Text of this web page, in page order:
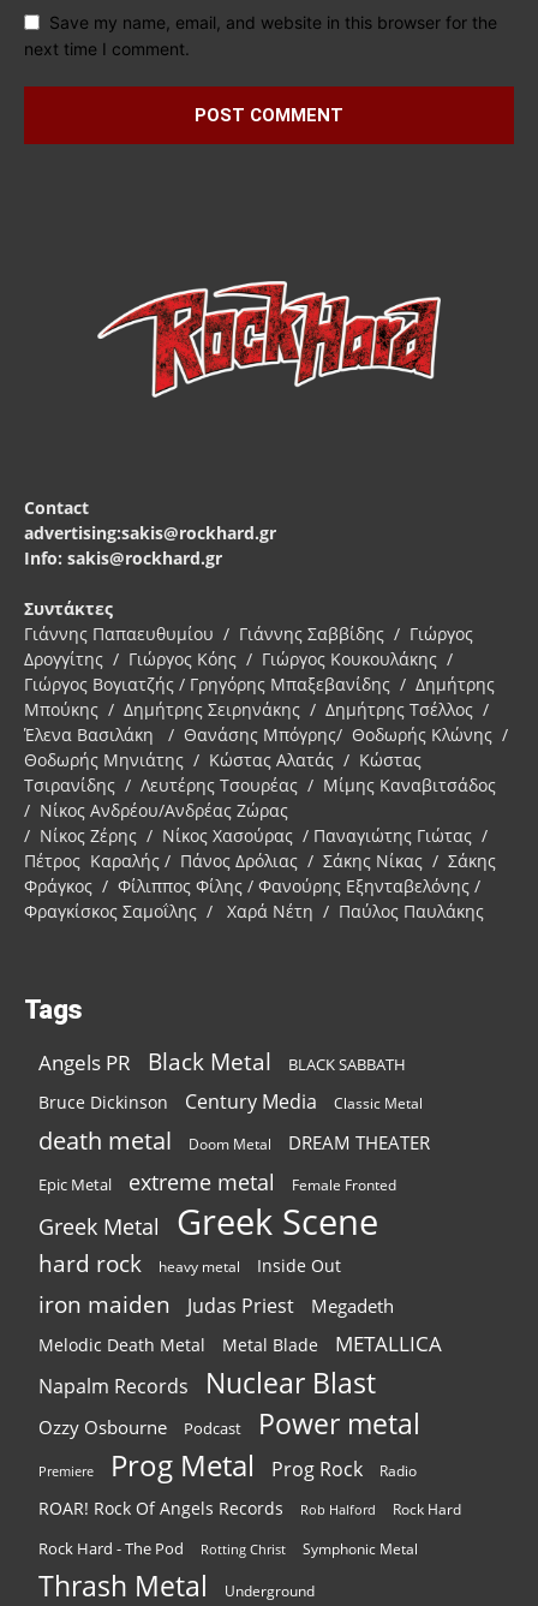
Save my name, email, and website in this browser for the
next time I comment.
Contact
advertising:sakis@rockhard.gr
Info: sakis@rockhard.gr
Συντάκτες
Γιάννης Παπαευθυμίου / Γιάννης Σαββίδης / Γιώργος
Δρογγίτης / Γιώργος Κόης / Γιώργος Κουκουλάκης /
Γιώργος Βογιατζής / Γρηγόρης Μπαξεβανίδης / Δημήτρης
Μπούκης / Δημήτρης Σειρηνάκης / Δημήτρης Τσέλλος /
Έλενα Βασιλάκη / Θανάσης Μπόγρης/ Θοδωρής Κλώνης /
Θοδωρής Μηνιάτης / Κώστας Αλατάς / Κώστας
Τσιρανίδης / Λευτέρης Τσουρέας / Μίμης Καναβιτσάδος
/ Νίκος Ανδρέου/Ανδρέας Ζώρας
/ Νίκος Ζέρης / Νίκος Χασούρας / Παναγιώτης Γιώτας /
Πέτρος Καραλής / Πάνος Δρόλιας / Σάκης Νίκας / Σάκης
Φράγκος / Φίλιππος Φίλης / Φανούρης Εξηνταβελόνης /
Φραγκίσκος Σαμοΐλης / Χαρά Νέτη / Παύλος Παυλάκης
Tags
Angels PR Black Metal BLACK SABBATH
Bruce Dickinson Century Media Classic Metal
death metal Doom Metal DREAM THEATER
Epic Metal extreme metal Female Fronted
Greek Metal Greek Scene
hard rock heavy metal Inside Out
iron maiden Judas Priest Megadeth
Melodic Death Metal Metal Blade METALLICA
Napalm Records Nuclear Blast
Ozzy Osbourne Podcast Power metal
Premiere Prog Metal Prog Rock Radio
ROAR! Rock Of Angels Records Rob Halford Rock Hard
Rock Hard - The Pod Rotting Christ Symphonic Metal
Thrash Metal Underground